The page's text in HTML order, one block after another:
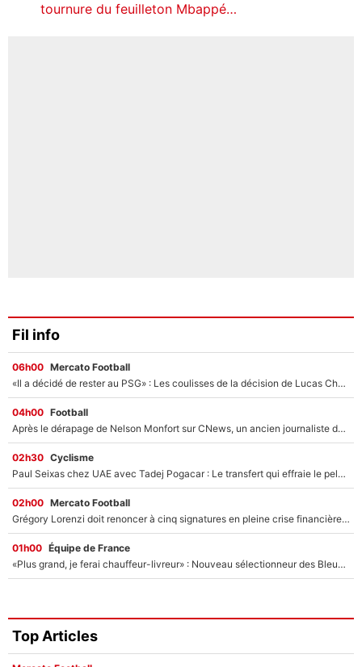
tournure du feuilleton Mbappé…
Fil info
06h00 Mercato Football
«Il a décidé de rester au PSG» : Les coulisses de la décision de Lucas Chevalier pour son transfert
04h00 Football
Après le dérapage de Nelson Monfort sur CNews, un ancien journaliste de France Télévisions relance la polémique sur les incendies en Gironde
02h30 Cyclisme
Paul Seixas chez UAE avec Tadej Pogacar : Le transfert qui effraie le peloton, «c’est la pire des choses qui puisse arriver»
02h00 Mercato Football
Grégory Lorenzi doit renoncer à cinq signatures en pleine crise financière : L’IA propose sept noms à l’OM pour un mercato réussi... à seulement 5M€ !
01h00 Équipe de France
«Plus grand, je ferai chauffeur-livreur» : Nouveau sélectionneur des Bleus, Zinédine Zidane s’était imaginé un avenir très différent lorsqu'il était enfant
Top Articles